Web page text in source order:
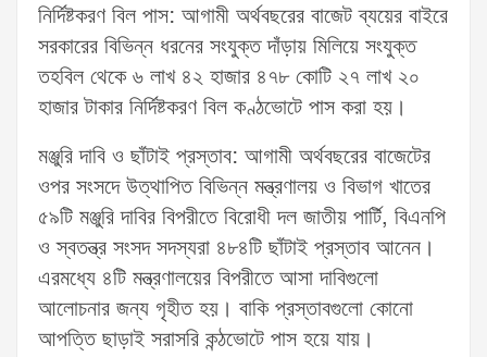
নির্দিষ্টকরণ বিল পাস: আগামী অর্থবছরের বাজেট ব্যয়ের বাইরে
সরকারের বিভিন্ন ধরনের সংযুক্ত দাঁড়ায় মিলিয়ে সংযুক্ত
তহবিল থেকে ৬ লাখ ৪২ হাজার ৪৭৮ কোটি ২৭ লাখ ২০
হাজার টাকার নির্দিষ্টকরণ বিল কণ্ঠভোটে পাস করা হয়।
মঞ্জুরি দাবি ও ছাঁটাই প্রস্তাব: আগামী অর্থবছরের বাজেটের
ওপর সংসদে উত্থাপিত বিভিন্ন মন্ত্রণালয় ও বিভাগ খাতের
৫৯টি মঞ্জুরি দাবির বিপরীতে বিরোধী দল জাতীয় পার্টি, বিএনপি
ও স্বতন্ত্র সংসদ সদস্যরা ৪৮৪টি ছাঁটাই প্রস্তাব আনেন।
এরমধ্যে ৪টি মন্ত্রণালয়ের বিপরীতে আসা দাবিগুলো
আলোচনার জন্য গৃহীত হয়। বাকি প্রস্তাবগুলো কোনো
আপত্তি ছাড়াই সরাসরি কন্ঠভোটে পাস হয়ে যায়।